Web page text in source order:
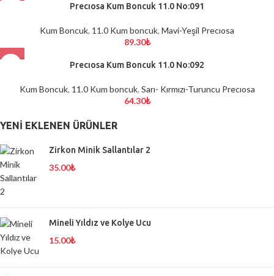
Precıosa Kum Boncuk 11.0 No:091
Kum Boncuk, 11.0 Kum boncuk, Mavi-Yeşil Precıosa
89.30₺
Precıosa Kum Boncuk 11.0 No:092
Kum Boncuk, 11.0 Kum boncuk, Sarı- Kırmızı-Turuncu Precıosa
64.30₺
YENI EKLENEN ÜRÜNLER
Zirkon Minik Sallantılar 2
35.00₺
Mineli Yıldız ve Kolye Ucu
15.00₺